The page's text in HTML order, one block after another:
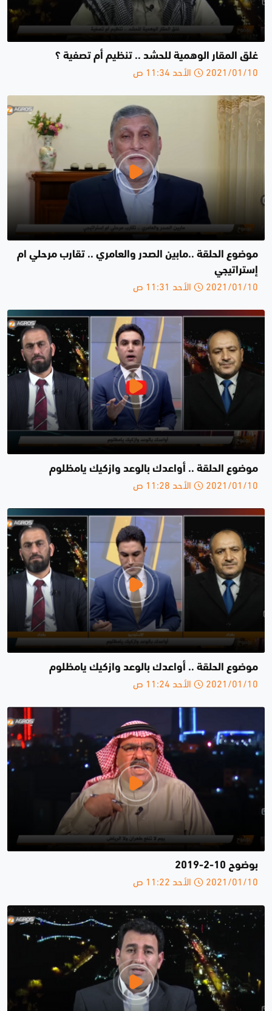
غلق المقار الوهمية للحشد .. تنظيم أم تصفية ؟
2021/01/10 الأحد 11:34 ص
موضوع الحلقة ..مابين الصدر والعامري .. تقارب مرحلي ام
إستراتيجي
2021/01/10 الأحد 11:31 ص
موضوع الحلقة .. أواعدك بالوعد وازكيك يامظلوم
2021/01/10 الأحد 11:28 ص
موضوع الحلقة .. أواعدك بالوعد وازكيك يامظلوم
2021/01/10 الأحد 11:24 ص
بوضوح 10-2-2019
2021/01/10 الأحد 11:22 ص